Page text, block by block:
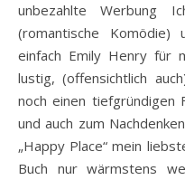
unbezahlte Werbung Ich liebe eine gute RomCom
(romantische
einfach Emily Henry für
lustig, (offensichtlich
noch einen tiefgründigen
und auch zum
„Happy Place“ mein
Buch nur wärmstens